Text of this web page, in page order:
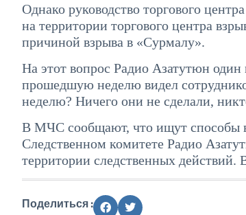
Однако руководство торгового
на территории торгового центра
причиной взрыва в «Сурмалу».
На этот вопрос Радио Азатутюн
прошедшую неделю видел
неделю? Ничего они не сделали,
В МЧС сообщают, что ищут способы
Следственном комитете Радио
территории следственных действий.
Поделиться :